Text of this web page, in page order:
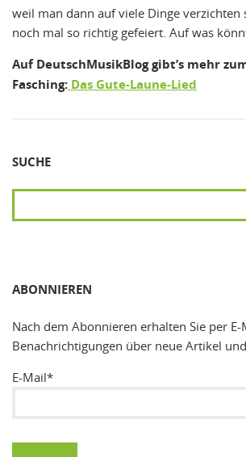
weil man dann auf viele Dinge
noch mal so richtig gefeiert. Auf was
Auf DeutschMusikBlog gibt’s mehr
Fasching: Das Gute-Laune-Lied
SUCHE
ABONNIEREN
Nach dem Abonnieren erhalten Sie per E-
Benachrichtigungen über neue Artikel
E-Mail*